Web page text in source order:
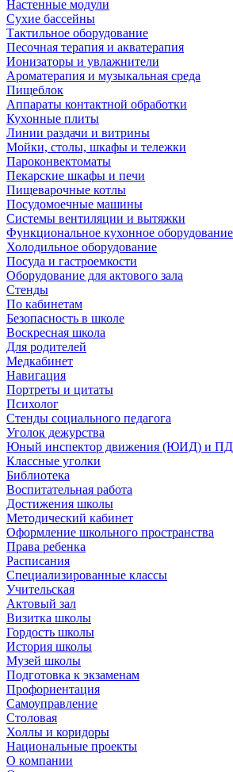
Настенные модули
Сухие бассейны
Тактильное оборудование
Песочная терапия и акватерапия
Ионизаторы и увлажнители
Ароматерапия и музыкальная среда
Пищеблок
Аппараты контактной обработки
Кухонные плиты
Линии раздачи и витрины
Мойки, столы, шкафы и тележки
Пароконвектоматы
Пекарские шкафы и печи
Пищеварочные котлы
Посудомоечные машины
Системы вентиляции и вытяжки
Функциональное кухонное оборудование
Холодильное оборудование
Посуда и гастроемкости
Оборудование для актового зала
Стенды
По кабинетам
Безопасность в школе
Воскресная школа
Для родителей
Медкабинет
Навигация
Портреты и цитаты
Психолог
Стенды социального педагога
Уголок дежурства
Юный инспектор движения (ЮИД) и
Классные уголки
Библиотека
Воспитательная работа
Достижения школы
Методический кабинет
Оформление школьного пространства
Права ребенка
Расписания
Специализированные классы
Учительская
Актовый зал
Визитка школы
Гордость школы
История школы
Музей школы
Подготовка к экзаменам
Профориентация
Самоуправление
Столовая
Холлы и коридоры
Национальные проекты
О компании